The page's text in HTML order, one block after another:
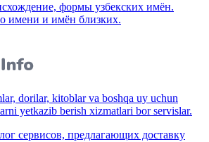
формы узбекских имён.
имени и имён близких.
dorilar, kitoblar va boshqa uy uchun
yetkazib berish xizmatlari bor servislar.
сервисов, предлагающих доставку